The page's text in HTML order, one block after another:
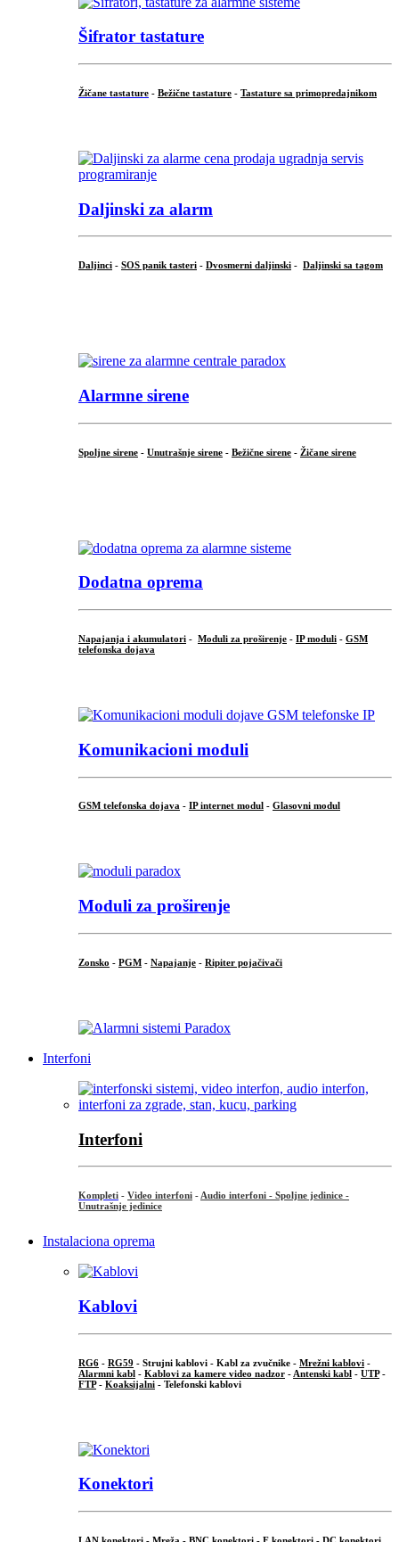
Šifrator tastature
Žičane tastature - Bežične tastature - Tastature sa primopredajnikom
Daljinski za alarm
Daljinci - SOS panik tasteri - Dvosmerni daljinski - Daljinski sa tagom
Alarmne sirene
Spoljne sirene - Unutrašnje sirene - Bežične sirene - Žičane sirene
Dodatna oprema
Napajanja i akumulatori - Moduli za proširenje - IP moduli - GSM
telefonska dojava
Komunikacioni moduli
GSM telefonska dojava - IP internet modul - Glasovni modul
Moduli za proširenje
Zonsko - PGM - Napajanje - Ripiter pojačivači
Interfoni
Interfoni
Kompleti - Video interfoni - Audio interfoni - Spoljne jedinice -
Unutrašnje jedinice
Instalaciona oprema
Kablovi
RG6 - RG59 - Strujni kablovi - Kabl za zvučnike - Mrežni kablovi -
Alarmni kabl - Kablovi za kamere video nadzor - Antenski kabl - UTP-
FTP- Koaksijalni - Telefonski kablovi
Konektori